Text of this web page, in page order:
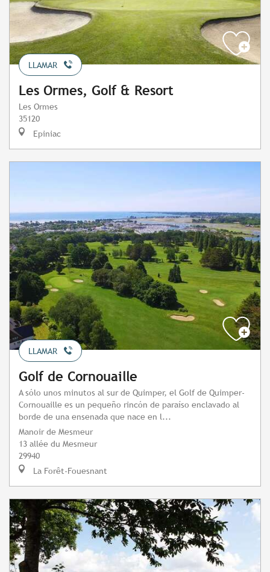
LLAMAR
Les Ormes, Golf & Resort
Les Ormes
35120
Epiniac
LLAMAR
Golf de Cornouaille
A sólo unos minutos al sur de Quimper, el Golf de Quimper-
Cornouaille es un pequeño rincón de paraíso enclavado al
borde de una ensenada que nace en l...
Manoir de Mesmeur
13 allée du Mesmeur
29940
La Forêt-Fouesnant